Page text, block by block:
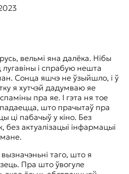
вельмі яна далёка. Нібы
і спрабую нешта
Сонца яшчэ не ўзыйшло, і ў
я хутчэй дадумваю яе
пра яе. І гэта ня тое
што прачытаў пра
ці пабачыў у кіно. Без
без актуалізацыі інфармацыі
таго, што я
Пра што ўвогуле